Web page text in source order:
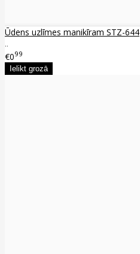
Ūdens uzlīmes manikīram STZ-644
..
€099